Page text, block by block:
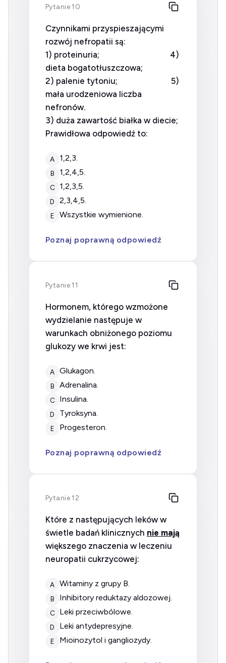
Pytanie 10
Czynnikami przyspieszającymi
rozwój nefropatii są:
1) proteinuria; 4)
dieta bogatotłuszczowa;
2) palenie tytoniu; 5)
mała urodzeniowa liczba
nefronów.
3) duża zawartość białka w diecie;
Prawidłowa odpowiedź to:
A 1,2,3.
B 1,2,4,5.
C 1,2,3,5.
D 2,3,4,5.
E wszystkie wymienione.
Poznaj poprawną odpowiedź
Pytanie 11
Hormonem, którego wzmożone
wydzielanie następuje w
warunkach obniżonego poziomu
glukozy we krwi jest:
A glukagon.
B adrenalina.
C insulina.
D tyroksyna.
E progesteron.
Poznaj poprawną odpowiedź
Pytanie 12
Które z następujących leków w
świetle badań klinicznych nie mają
większego znaczenia w leczeniu
neuropatii cukrzycowej:
A witaminy z grupy B.
B inhibitory reduktazy aldozowej.
C leki przeciwbólowe.
D leki antydepresyjne.
E mioinozytol i gangliozydy.